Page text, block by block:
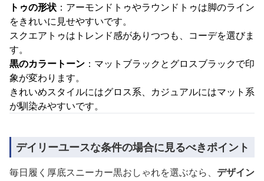
トゥの形状 ：アーモンドトゥやラウンドトゥは脚のライン
をきれいに見せやすいです。
スクエアトゥはトレンド感がありつつも、コーデを選びま
す。
黒のカラートーン ：マットブラックとグロスブラックで印
象が変わります。
きれいめスタイルにはグロス系、カジュアルにはマット系
が馴染みやすいです。
デイリーユースな条件の場合に見るべきポイント
毎日履く厚底スニーカー黒おしゃれを選ぶなら、 デザイン